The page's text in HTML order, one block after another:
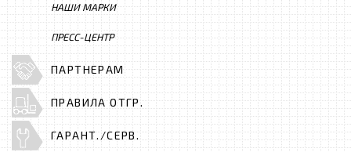
НАШИ МАРКИ
ПРЕСС-ЦЕНТР
ПАРТНЕРАМ
ПРАВИЛА ОТГР.
ГАРАНТ./СЕРВ.